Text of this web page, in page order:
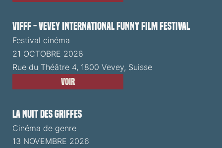
VIFFF - Vevey International Funny Film Festival
Festival cinéma
21 OCTOBRE 2026
Rue du Théâtre 4, 1800 Vevey, Suisse
Voir
La Nuit des Griffes
Cinéma de genre
13 NOVEMBRE 2026